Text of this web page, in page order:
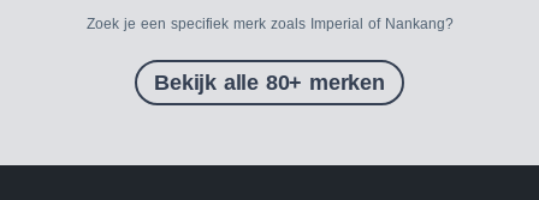
Zoek je een specifiek merk zoals Imperial of Nankang?
Bekijk alle 80+ merken